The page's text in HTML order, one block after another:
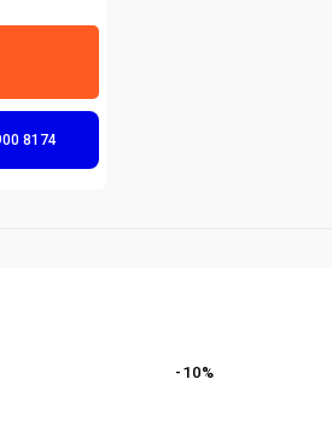
8174
- 10%